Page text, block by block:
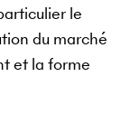
le
du marché
et la forme